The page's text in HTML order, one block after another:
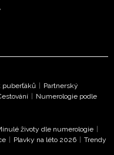
puberťáků | Partnerský
| Numerologie podle
životy dle numerologie |
| Plavky na léto 2026 | Trendy